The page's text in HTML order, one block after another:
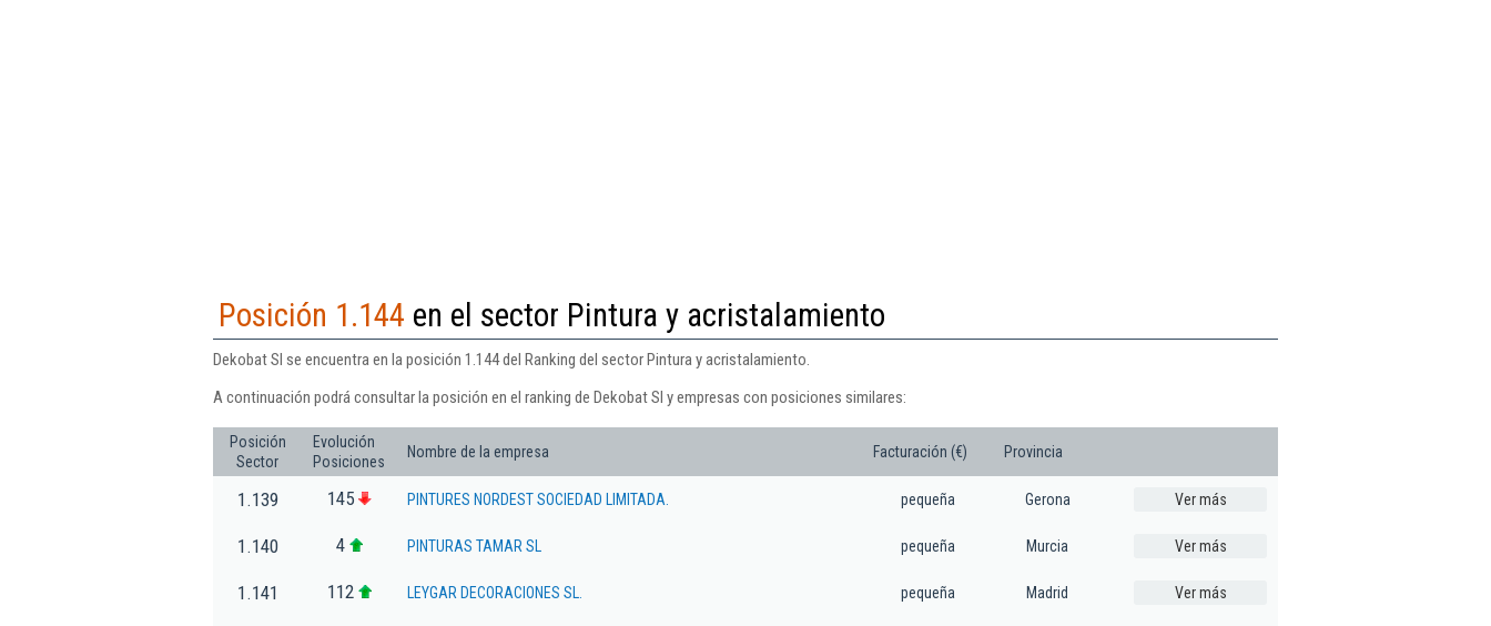
Posición 1.144 en el sector Pintura y acristalamiento
Dekobat Sl se encuentra en la posición 1.144 del Ranking del sector Pintura y acristalamiento.
A continuación podrá consultar la posición en el ranking de Dekobat Sl y empresas con posiciones similares:
Posición
Sector
Evolución
Posiciones
Nombre de la empresa Facturación (€) Provincia
1.139 145 PINTURES NORDEST SOCIEDAD LIMITADA. pequeña Gerona Ver más
1.140 4 PINTURAS TAMAR SL pequeña Murcia Ver más
1.141 112 LEYGAR DECORACIONES SL. pequeña Madrid Ver más